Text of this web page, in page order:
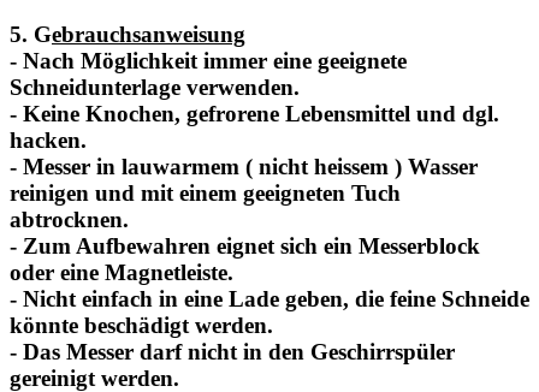
5. Gebrauchsanweisung
- Nach Möglichkeit immer eine geeignete
Schneidunterlage verwenden.
- Keine Knochen, gefrorene Lebensmittel und dgl.
hacken.
- Messer in lauwarmem ( nicht heissem ) Wasser
reinigen und mit einem geeigneten Tuch
abtrocknen.
- Zum Aufbewahren eignet sich ein Messerblock
oder eine Magnetleiste.
- Nicht einfach in eine Lade geben, die feine Schneide
könnte beschädigt werden.
- Das Messer darf nicht in den Geschirrspüler
gereinigt werden.